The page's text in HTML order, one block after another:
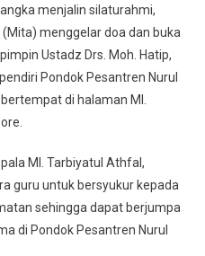
menjalin silaturahmi,
menggelar doa dan buka
Ustadz Drs. Moh. Hatip,
Pondok Pesantren Nurul
di halaman MI.
MI. Tarbiyatul Athfal,
guru untuk bersyukur kepada
sehingga dapat berjumpa
di Pondok Pesantren Nurul